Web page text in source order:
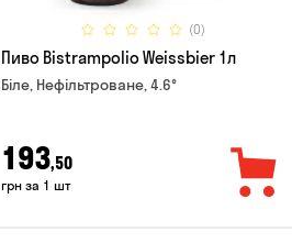
(0)
Пиво Bistrampolio Weissbier 1л
Біле, Нефільтроване, 4.6°
193,50
грн за 1 шт